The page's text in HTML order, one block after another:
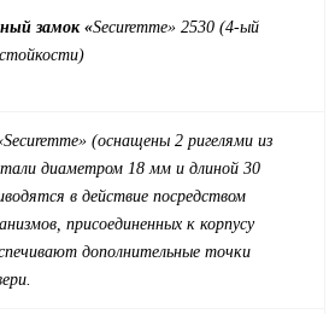
замок «Securemme» 2530 (4-ый
(оснащены 2 ригелями из
диаметром 18 мм и длиной 30
в действие посредством
присоединенных к корпусу
дополнительные точки